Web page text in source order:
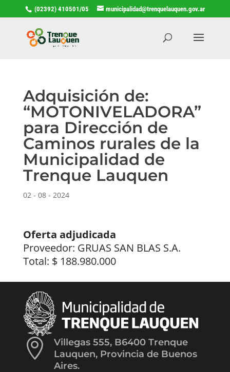
(02392) 410501/05 municipalidad@trenquelauquen.gov.ar
Adquisición de:
“MOTONIVELADORA”
para Dirección de
Caminos rurales de la
Municipalidad de
Trenque Lauquen
02 - 08 - 2024
Oferta adjudicada
Proveedor: GRUAS SAN BLAS S.A.
Total: $ 188.980.000

Villegas 555, B6400 Trenque
Lauquen, Provincia de Buenos
Aires.